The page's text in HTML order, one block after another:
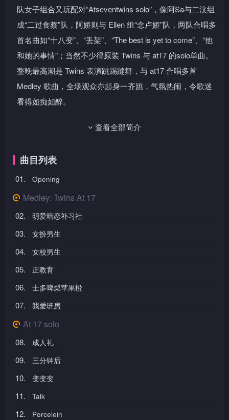
队女子组合又玩配对“Atseventwins solo”，像阿Sa与二汶组
成“二过食蔡”队，阿娇则与 Ellen 组“念卢娇”队，两队合唱多
首名曲如“十八变”、“丢架”、“The best is yet to come”、“他
和她的事情”；当然不少得原装 Twins 与 at17 的solo单曲。
整晚最高潮是 Twins 表演跳踢躂舞，与 at17 合唱多首
Medley 歌曲，全场观众亦起身一齐跳，气氛热闹，令歌迷
看得如痴如醉。
查看全部简介
曲目列表
01. Opening
Medley: Twins At 17
02. 明爱暗恋补习社
03. 女扮男生
04. 女校男生
05. 正教育
06. 士多啤梨苹果橙
07. 我爱班房
At 17 solo
08. 成人礼
09. 三分钟后
10. 变变变
11. Talk
12. Porcelein